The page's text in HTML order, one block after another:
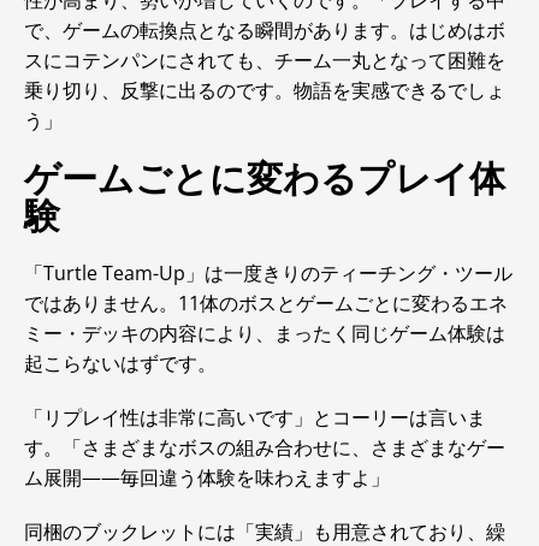
で、ゲームの転換点となる瞬間があります。はじめはボ
スにコテンパンにされても、チーム一丸となって困難を
乗り切り、反撃に出るのです。物語を実感できるでしょ
う」
ゲームごとに変わるプレイ体
験
「Turtle Team-Up」は一度きりのティーチング・ツール
ではありません。11体のボスとゲームごとに変わるエネ
ミー・デッキの内容により、まったく同じゲーム体験は
起こらないはずです。
「リプレイ性は非常に高いです」とコーリーは言いま
す。「さまざまなボスの組み合わせに、さまざまなゲー
ム展開――毎回違う体験を味わえますよ」
同梱のブックレットには「実績」も用意されており、繰